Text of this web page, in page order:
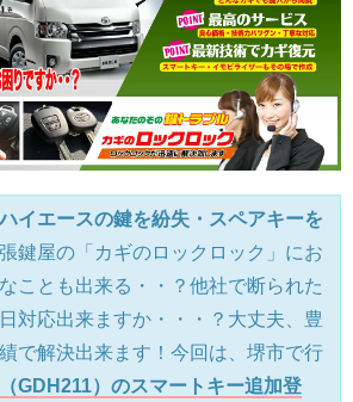
ハイエースの鍵を紛失・スペアキーを
鍵屋の「カギのロックロック」にお
ことも出来る・・？他社で断られた
対応出来ますか・・・？大丈夫、豊
で解決出来ます！今回は、堺市で行
GDH211）のスマートキー追加登